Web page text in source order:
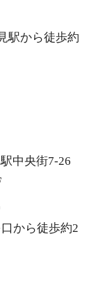
駅から徒歩約
中央街7-26
から徒歩約2